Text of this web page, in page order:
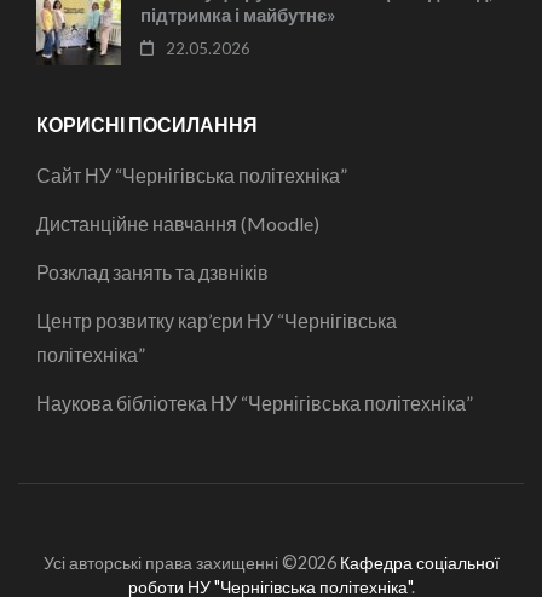
підтримка і майбутнє»
22.05.2026
КОРИСНІ ПОСИЛАННЯ
Сайт НУ “Чернігівська політехніка”
Дистанційне навчання (Moodle)
Розклад занять та дзвніків
Центр розвитку кар’єри НУ “Чернігівська
політехніка”
Наукова бібліотека НУ “Чернігівська політехніка”
Усі авторські права захищенні ©2026 Кафедра соціальної
роботи НУ "Чернігівська політехніка".